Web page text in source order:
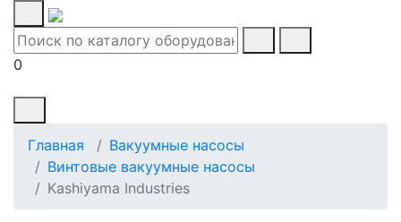
0
Главная
Вакуумные насосы
Винтовые вакуумные насосы
Kashiyama Industries